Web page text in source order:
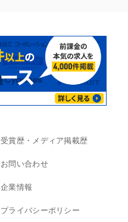
受賞歴・メディア掲載歴
お問い合わせ
企業情報
プライバシーポリシー